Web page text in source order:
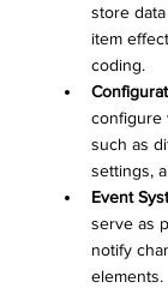
store
item
coding.
configure
such as
settings,
Event
serve as
notify
elements.